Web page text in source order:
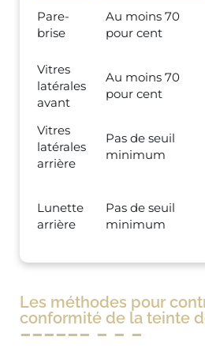
Pare-
brise
Au moins 70
pour cent
Vitres
latérales
avant
Au moins 70
pour cent
Vitres
latérales
arrière
Pas de seuil
minimum
Lunette
arrière
Pas de seuil
minimum
Les méthodes pour
conformité de la teinte